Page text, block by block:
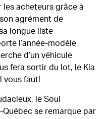
les acheteurs grâce à
agrément de
longue liste
l’année-modèle
d’un véhicule
fera sortir du lot, le Kia
vous faut!
le Soul
Québec se remarque par